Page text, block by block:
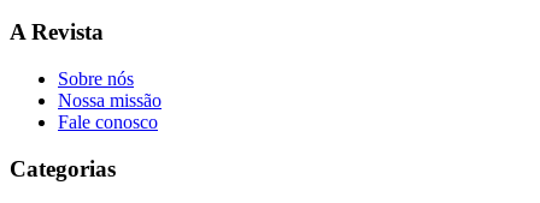
A Revista
Sobre nós
Nossa missão
Fale conosco
Categorias